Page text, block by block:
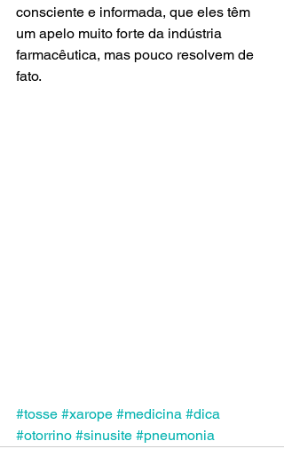
consciente e informada, que eles têm
um apelo muito forte da indústria
farmacêutica, mas pouco resolvem de
fato.
#tosse #xarope #medicina #dica
#otorrino #sinusite #pneumonia